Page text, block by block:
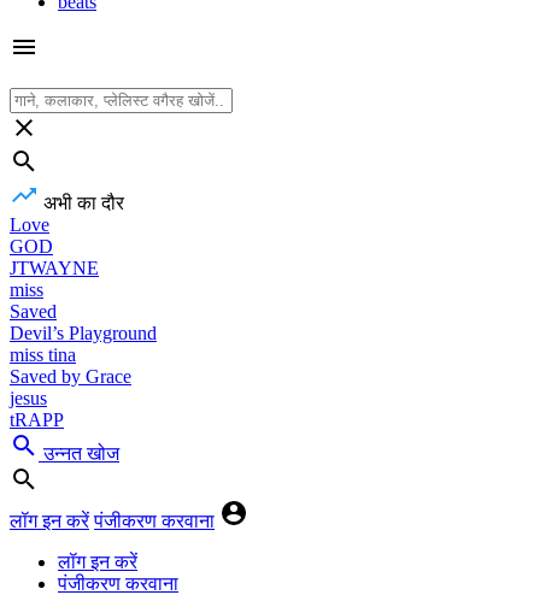
अभी का दौर
Love
GOD
JTWAYNE
miss
Saved
Devil’s Playground
miss tina
Saved by Grace
jesus
tRAPP
उन्नत खोज
लॉग इन करें पंजीकरण करवाना
लॉग इन करें
पंजीकरण करवाना